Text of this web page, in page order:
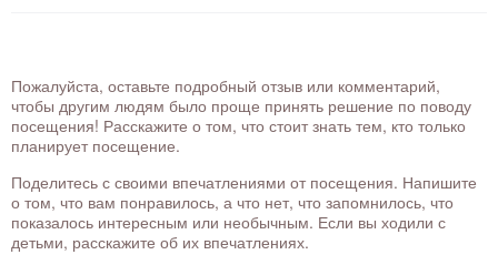
Пожалуйста, оставьте подробный отзыв или комментарий,
чтобы другим людям было проще принять решение по поводу
посещения! Расскажите о том, что стоит знать тем, кто только
планирует посещение.
Поделитесь с своими впечатлениями от посещения. Напишите
о том, что вам понравилось, а что нет, что запомнилось, что
показалось интересным или необычным. Если вы ходили с
детьми, расскажите об их впечатлениях.